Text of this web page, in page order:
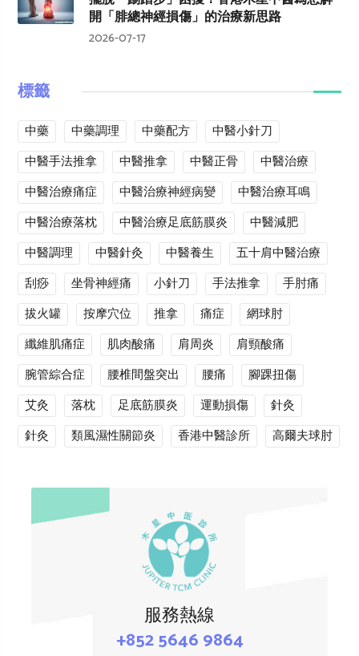
開「腓總神經損傷」的治療新思路
2026-07-17
標籤
中藥 中藥調理 中藥配方
中醫小針刀
中醫手法推拿
中醫推拿 中醫正骨
中醫治療
中醫治療痛症
中醫治療神經病變
中醫治療耳鳴
中醫治療落枕
中醫治療足底筋膜炎
中醫減肥
中醫調理
中醫針灸 中醫養生
五十肩中醫治療
刮痧
坐骨神經痛 小針刀 手法推拿
手肘痛
拔火罐
按摩穴位 推拿 痛症
網球肘
纖維肌痛症
肌肉酸痛 肩周炎
肩頸酸痛
腕管綜合症
腰椎間盤突出 腰痛
腳踝扭傷
艾灸
落枕 足底筋膜炎 運動損傷
針灸
針灸
類風濕性關節炎 香港中醫診所 高爾夫球肘
服務熱線
+852 5646 9864